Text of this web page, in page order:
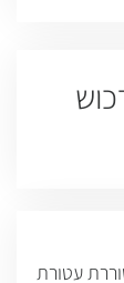
עטורת